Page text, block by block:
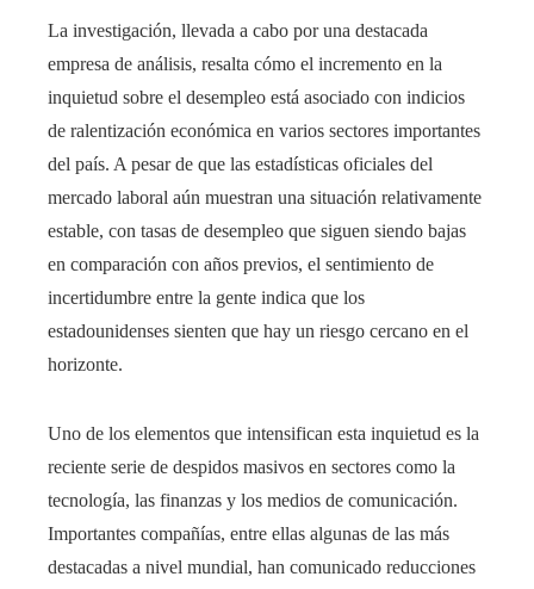
La investigación, llevada a cabo por una destacada
empresa de análisis, resalta cómo el incremento en la
inquietud sobre el desempleo está asociado con indicios
de ralentización económica en varios sectores importantes
del país. A pesar de que las estadísticas oficiales del
mercado laboral aún muestran una situación relativamente
estable, con tasas de desempleo que siguen siendo bajas
en comparación con años previos, el sentimiento de
incertidumbre entre la gente indica que los
estadounidenses sienten que hay un riesgo cercano en el
horizonte.
Uno de los elementos que intensifican esta inquietud es la
reciente serie de despidos masivos en sectores como la
tecnología, las finanzas y los medios de comunicación.
Importantes compañías, entre ellas algunas de las más
destacadas a nivel mundial, han comunicado reducciones